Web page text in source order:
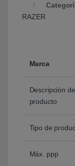
RAZER
Marca
Descripción
producto
Tipo de
Máx. ppp